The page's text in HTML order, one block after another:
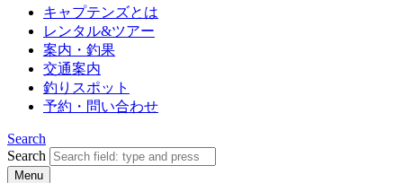
キャプテンズとは
レンタル&ツアー
案内・釣果
交通案内
釣りスポット
予約・問い合わせ
Search
Search
Menu